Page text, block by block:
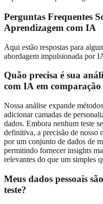
Perguntas Frequentes
Aprendizagem com IA
Aqui estão respostas para
abordagem impulsionada por
Quão precisa é sua
com IA em
Nossa análise expande
adicionar camadas de
dados. Embora nenhum teste
definitiva, a precisão de nosso
por um conjunto de dados de
permitindo fornecer insights
relevantes do que um simples
Meus dados pessoais
teste?